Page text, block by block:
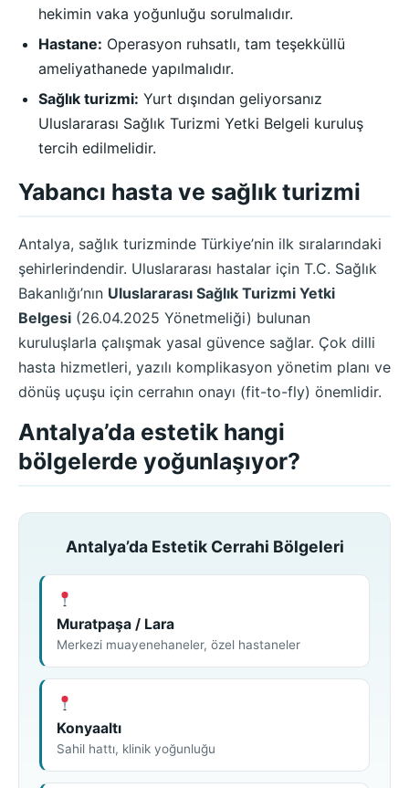
hekimin vaka yoğunluğu sorulmalıdır.
Hastane: Operasyon ruhsatlı, tam teşekküllü
ameliyathanede yapılmalıdır.
Sağlık turizmi: Yurt dışından geliyorsanız
Uluslararası Sağlık Turizmi Yetki Belgeli kuruluş
tercih edilmelidir.
Yabancı hasta ve sağlık turizmi
Antalya, sağlık turizminde Türkiye’nin ilk sıralarındaki
şehirlerindendir. Uluslararası hastalar için T.C. Sağlık
Bakanlığı’nın Uluslararası Sağlık Turizmi Yetki
Belgesi (26.04.2025 Yönetmeliği) bulunan
kuruluşlarla çalışmak yasal güvence sağlar. Çok dilli
hasta hizmetleri, yazılı komplikasyon yönetim planı ve
dönüş uçuşu için cerrahın onayı (fit-to-fly) önemlidir.
Antalya’da estetik hangi
bölgelerde yoğunlaşıyor?
Antalya’da Estetik Cerrahi Bölgeleri
Muratpaşa / Lara
Merkezi muayenehaneler, özel hastaneler
Konyaaltı
Sahil hattı, klinik yoğunluğu